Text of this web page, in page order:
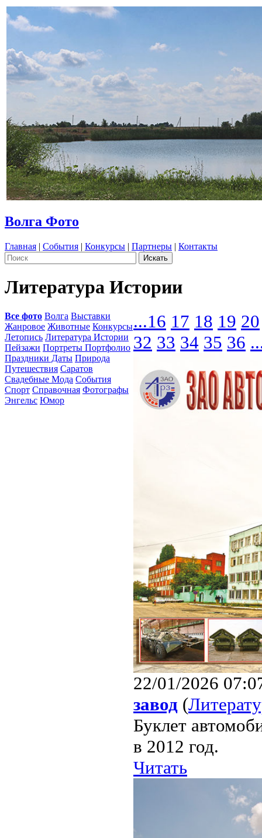
Волга Фото
Главная | События | Конкурсы | Партнеры | Контакты
Литература Истории
Все фото Волга Выставки
Жанровое Животные Конкурсы
Летопись Литература Истории
Пейзажи Портреты Портфолио
Праздники Даты Природа
Путешествия Саратов
Свадебные Мода События
Спорт Справочная Фотографы
Энгельс Юмор
...16 17 18 19 20
32 33 34 35 36
22/01/2026
завод (
Буклет
в 2012 год.
Читать